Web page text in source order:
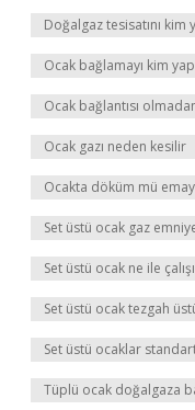
Doğalgaz tesisatını kim
Ocak bağlamayı kim
Ocak bağlantısı
Ocak gazı neden kesilir
Ocakta döküm mü
Set üstü ocak gaz
Set üstü ocak ne ile
Set üstü ocak tezgah
Set üstü ocaklar
Tüplü ocak doğalgaza